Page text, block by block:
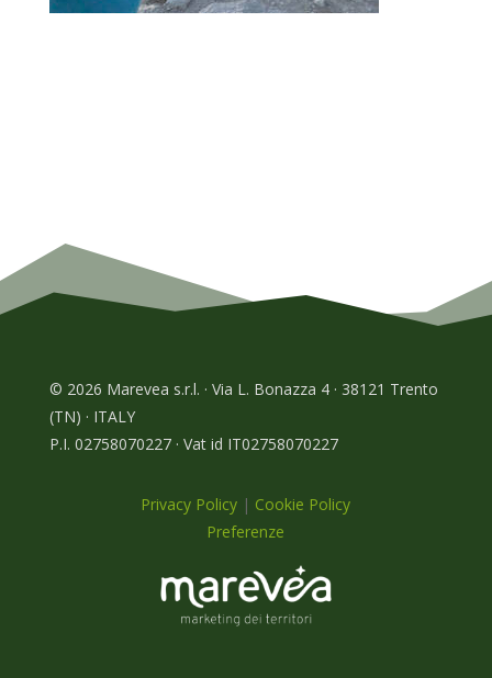
© 2026 Marevea s.r.l. · Via L. Bonazza 4 · 38121 Trento
(TN) · ITALY
P.I. 02758070227 · Vat id IT02758070227
Privacy Policy | Cookie Policy
Preferenze